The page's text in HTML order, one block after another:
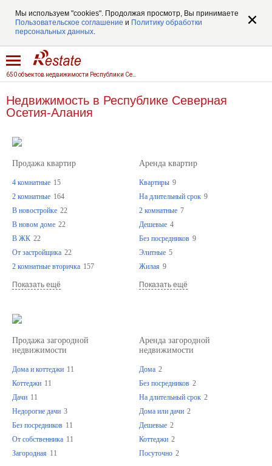
Мы используем "cookies". Продолжая просмотр, Вы принимаете
Пользовательское соглашение и Политику обработки
персональных данных.
Недвижимость в Республике Северная
Осетия-Алания
Продажа квартир
4 комнатные 15
2 комнатные 164
В новостройке 22
В новом доме 22
В ЖК 22
От застройщика 22
2 комнатные вторичка 157
Показать ещё
Аренда квартир
Квартиры 9
На длительный срок 9
2 комнатные 7
Дешевые 4
Без посредников 9
Элитные 5
Жилая 9
Показать ещё
Продажа загородной
недвижимости
Дома и коттеджи 11
Коттеджи 11
Дачи 11
Недорогие дачи 3
Без посредников 11
От собственника 11
Загородная 11
Аренда загородной
недвижимости
Дома 2
Без посредников 2
На длительный срок 2
Дома или дачи 2
Дешевые 2
Коттеджи 2
Посуточно 2